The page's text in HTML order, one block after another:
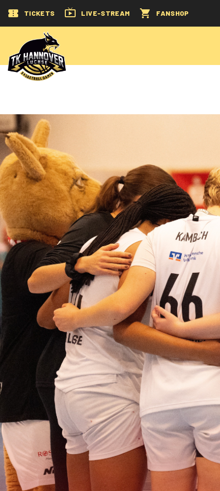
TICKETS LIVE-STREAM FANSHOP